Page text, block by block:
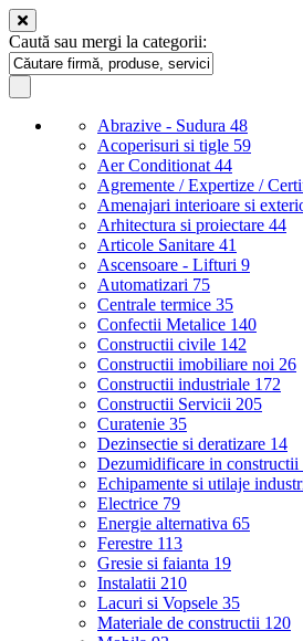
Caută sau mergi la categorii:
Abrazive - Sudura 48
Acoperisuri si tigle 59
Aer Conditionat 44
Agremente / Expertize /
Amenajari interioare si
Arhitectura si proiectare 44
Articole Sanitare 41
Ascensoare - Lifturi 9
Automatizari 75
Centrale termice 35
Confectii Metalice 140
Constructii civile 142
Constructii imobiliare noi 26
Constructii industriale 172
Constructii Servicii 205
Curatenie 35
Dezinsectie si deratizare 14
Dezumidificare in constructii
Echipamente si utilaje
Electrice 79
Energie alternativa 65
Ferestre 113
Gresie si faianta 19
Instalatii 210
Lacuri si Vopsele 35
Materiale de constructii 120